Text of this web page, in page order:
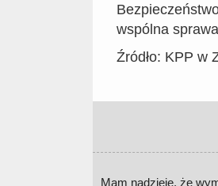
wspólna
Źródło: KPP w
Mam nadzieję, że